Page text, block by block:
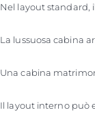
Nel layout standard,
La lussuosa cabina
Una cabina